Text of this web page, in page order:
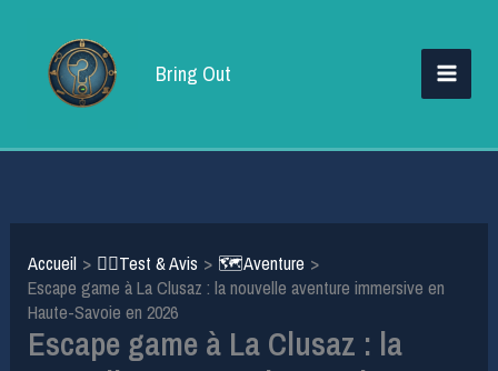
contenu
Bring Out
Accueil 🕵️‍♂️Test & Avis
🗺️Aventure
Escape game à La Clusaz : la nouvelle aventure immersive en
Haute-Savoie en 2026
Escape game à La Clusaz : la